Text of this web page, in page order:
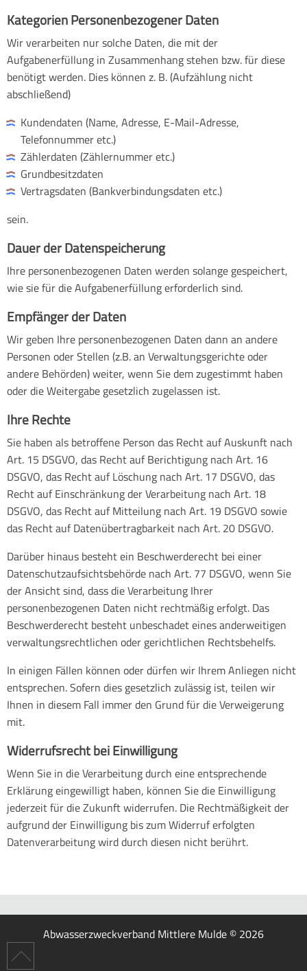
Kategorien Personenbezogener Daten
Wir verarbeiten nur solche Daten, die mit der
Aufgabenerfüllung in Zusammenhang stehen bzw. für diese
benötigt werden. Dies können z. B. (Aufzählung nicht
abschließend)
Kundendaten (Name, Adresse, E-Mail-Adresse,
Telefonnummer etc.)
Zählerdaten (Zählernummer etc.)
Grundbesitzdaten
Vertragsdaten (Bankverbindungsdaten etc.)
sein.
Dauer der Datenspeicherung
Ihre personenbezogenen Daten werden solange gespeichert,
wie sie für die Aufgabenerfüllung erforderlich sind.
Empfänger der Daten
Wir geben Ihre personenbezogenen Daten dann an andere
Personen oder Stellen (z.B. an Verwaltungsgerichte oder
andere Behörden) weiter, wenn Sie dem zugestimmt haben
oder die Weitergabe gesetzlich zugelassen ist.
Ihre Rechte
Sie haben als betroffene Person das Recht auf Auskunft nach
Art. 15 DSGVO, das Recht auf Berichtigung nach Art. 16
DSGVO, das Recht auf Löschung nach Art. 17 DSGVO, das
Recht auf Einschränkung der Verarbeitung nach Art. 18
DSGVO, das Recht auf Mitteilung nach Art. 19 DSGVO sowie
das Recht auf Datenübertragbarkeit nach Art. 20 DSGVO.
Darüber hinaus besteht ein Beschwerderecht bei einer
Datenschutzaufsichtsbehörde nach Art. 77 DSGVO, wenn Sie
der Ansicht sind, dass die Verarbeitung Ihrer
personenbezogenen Daten nicht rechtmäßig erfolgt. Das
Beschwerderecht besteht unbeschadet eines anderweitigen
verwaltungsrechtlichen oder gerichtlichen Rechtsbehelfs.
In einigen Fällen können oder dürfen wir Ihrem Anliegen nicht
entsprechen. Sofern dies gesetzlich zulässig ist, teilen wir
Ihnen in diesem Fall immer den Grund für die Verweigerung
mit.
Widerrufsrecht bei Einwilligung
Wenn Sie in die Verarbeitung durch eine entsprechende
Erklärung eingewilligt haben, können Sie die Einwilligung
jederzeit für die Zukunft widerrufen. Die Rechtmäßigkeit der
aufgrund der Einwilligung bis zum Widerruf erfolgten
Datenverarbeitung wird durch diesen nicht berührt.
Abwasserzweckverband Mittlere Mulde © 2026